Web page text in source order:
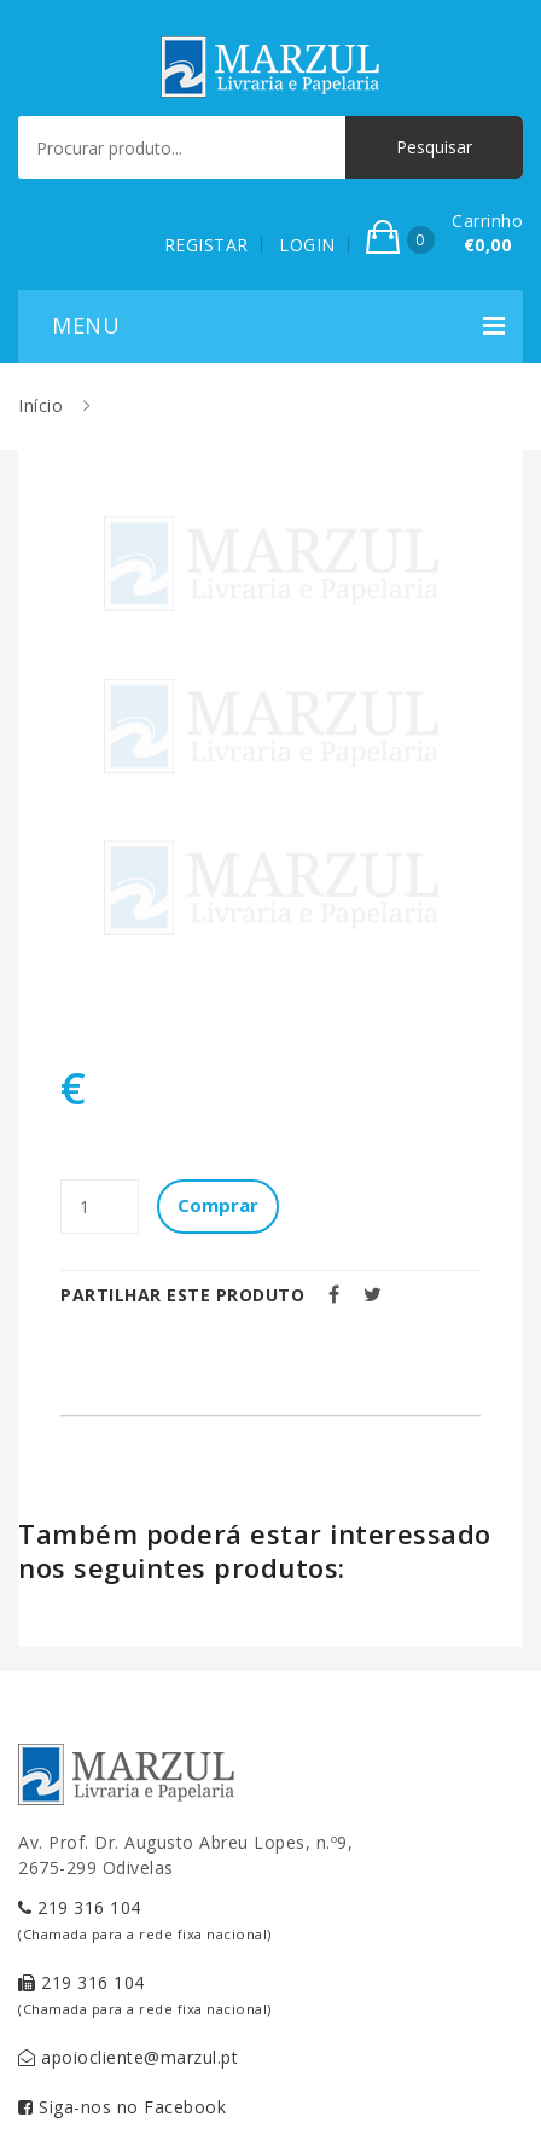
REGISTAR LOGIN 0
Carrinho
€0,00
Início
€
Comprar
PARTILHAR ESTE PRODUTO
Também poderá estar interessado
nos seguintes produtos:
Av. Prof. Dr. Augusto Abreu Lopes, n.º9,
2675-299 Odivelas
219 316 104
(Chamada para a rede fixa nacional)
219 316 104
(Chamada para a rede fixa nacional)
apoiocliente@marzul.pt
Siga-nos no Facebook